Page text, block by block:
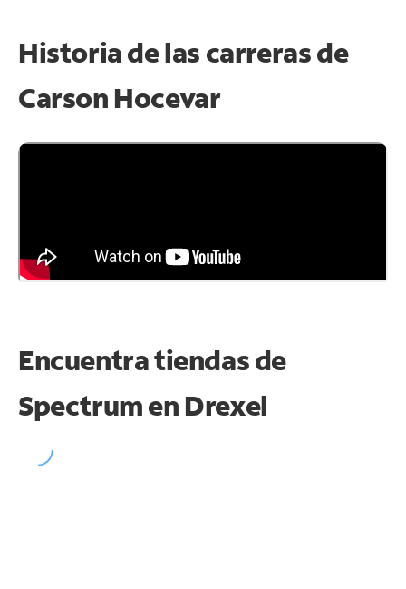
Historia de las carreras de
Carson Hocevar
Encuentra tiendas de
Spectrum en Drexel